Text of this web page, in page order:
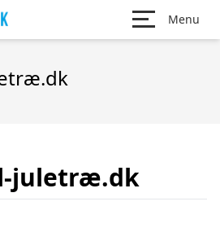
Menu
juletræ.dk